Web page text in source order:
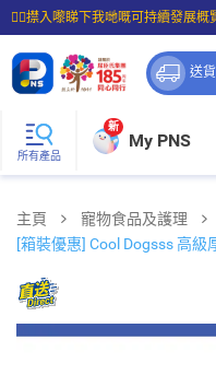
☝🏼㩒入嚟睇下我哋嘅可持續發展概
⭐購物滿$399即享免費送貨；滿
送
所有產品
新
My PNS
主頁 寵物食品及護理
[箱裝優惠] Cool Dogsss 高級